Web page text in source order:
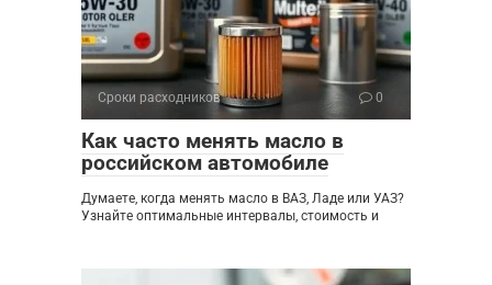
Сроки расходников 0
Как часто менять масло в
российском автомобиле
Думаете, когда менять масло в ВАЗ, Ладе или УАЗ?
Узнайте оптимальные интервалы, стоимость и